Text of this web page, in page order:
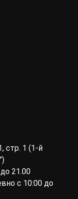
стр. 1 (1-й
21.00
с 10:00 до